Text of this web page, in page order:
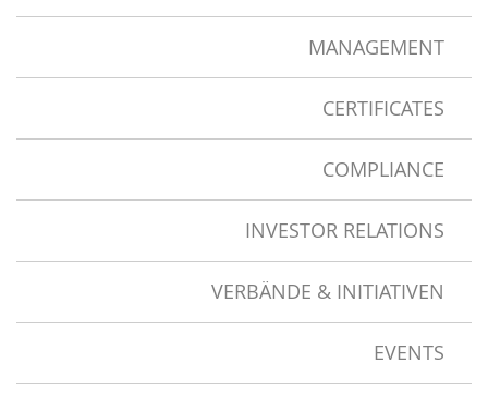
MANAGEMENT
CERTIFICATES
COMPLIANCE
INVESTOR RELATIONS
VERBÄNDE & INITIATIVEN
EVENTS